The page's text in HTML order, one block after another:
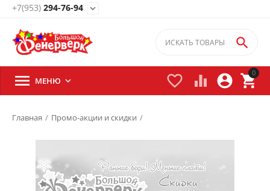
+7(953) 294-76-94 expand_more
0


 

 МЕНЮ 
Главная / Промо-акции и скидки /